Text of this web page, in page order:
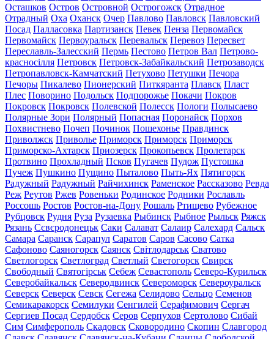
Осташков Остров Островной Острогожск Отрадное
Отрадный Оха Оханск Очер Павлово Павловск Павловский
Посад Палласовка Партизанск Певек Пенза Первомайск
Первомайск Первоуральск Перевальск Перевоз Пересвет
Переславль-Залесский Пермь Пестово Петров Вал Петрово-
красносілля Петровск Петровск-Забайкальский Петрозаводск
Петропавловск-Камчатский Петухово Петушки Печора
Печоры Пикалево Пионерский Питкяранта Плавск Пласт
Плес Поворино Подольск Подпорожье Покачи Покров
Покровск Покровск Полевской Полесск Пологи Полысаево
Полярные Зори Полярный Попасная Поронайск Порхов
Похвистнево Почеп Починок Пошехонье Правдинск
Приволжск Приволье Приморск Приморск Приморск
Приморско-Ахтарск Приозерск Прокопьевск Пролетарск
Протвино Прохладный Псков Пугачев Пудож Пустошка
Пучеж Пушкино Пущино Пыталово Пыть-Ях Пятигорск
Радужный Радужный Райчихинск Раменское Рассказово Ревда
Реж Реутов Ржев Ровеньки Родинское Родники Рославль
Россошь Ростов Ростов-на-Дону Рошаль Ртищево Рубежное
Рубцовск Рудня Руза Рузаевка Рыбинск Рыбное Рыльск Ряжск
Рязань Сєвєродонецьк Саки Салават Салаир Салехард Сальск
Самара Саранск Сарапул Саратов Саров Сасово Сатка
Сафоново Саяногорск Саянск Світлодарськ Сватово
Светлогорск Светлоград Светлый Светогорск Свирск
Свободный Святогірськ Себеж Севастополь Северо-Курильск
Северобайкальск Северодвинск Североморск Североуральск
Северск Северск Севск Сегежа Селидово Сельцо Семенов
Семикаракорск Семилуки Сенгилей Серафимович Сергач
Сергиев Посад Сердобск Серов Серпухов Сертолово Сибай
Сим Симферополь Скадовск Сковородино Скопин Славгород